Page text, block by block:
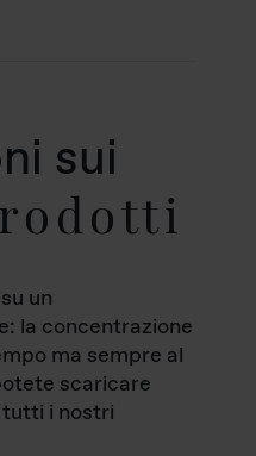
sui
un
la concentrazione
ma sempre al
scaricare
i nostri